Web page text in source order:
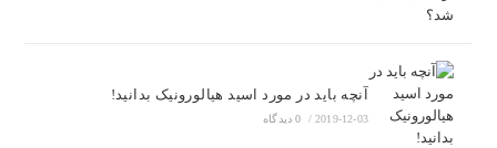
آنچه باید در مورد اسید هیالورونیک بدانید!
2019-12-03
/ 0 دیدگاه